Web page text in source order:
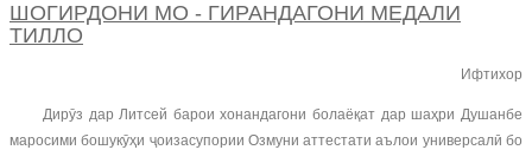
ШОГИРДОНИ МО - ГИРАНДАГОНИ МЕДАЛИ
ТИЛЛО
Ифтихор
Дирӯз дар Литсей барои хонандагони болаёқат дар шаҳри Душанбе
маросими бошукӯҳи ҷоизасупории Озмуни аттестати аълои универсалӣ бо